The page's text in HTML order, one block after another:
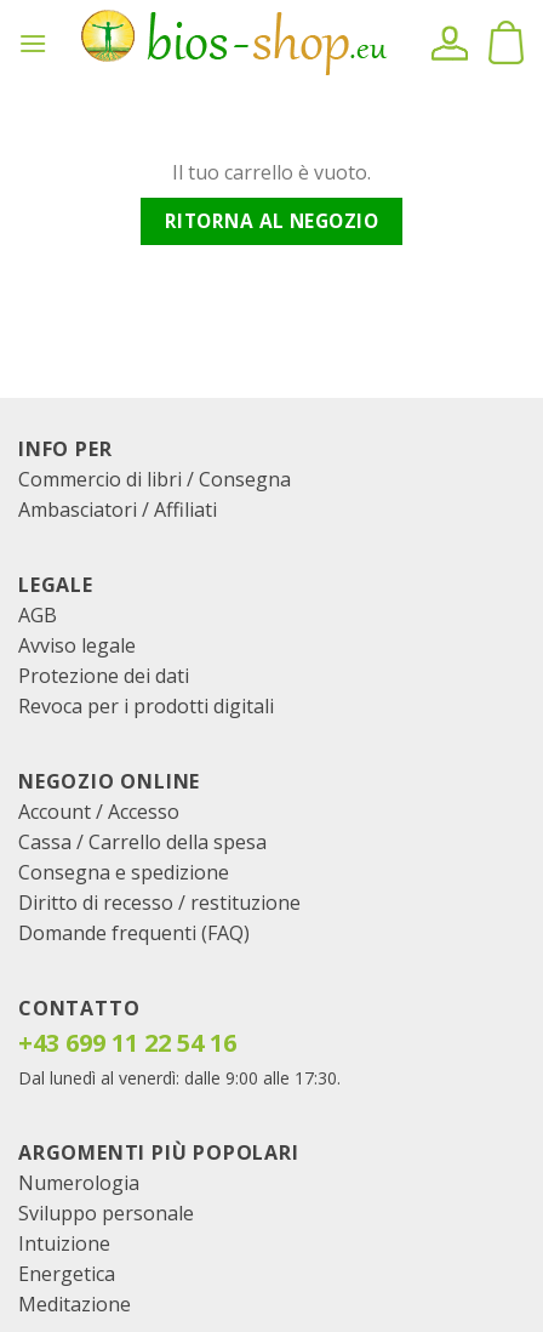
Il tuo carrello è vuoto.
RITORNA AL NEGOZIO
INFO PER
Commercio di libri / Consegna
Ambasciatori / Affiliati
LEGALE
AGB
Avviso legale
Protezione dei dati
Revoca per i prodotti digitali
NEGOZIO ONLINE
Account / Accesso
Cassa /Carrello della spesa
Consegna e spedizione
Diritto di recesso / restituzione
Domande frequenti (FAQ)
CONTATTO
+43 699 11 22 54 16
Dal lunedì al venerdì: dalle 9:00 alle 17:30.
ARGOMENTI PIÙ POPOLARI
Numerologia
Sviluppo personale
Intuizione
Energetica
Meditazione